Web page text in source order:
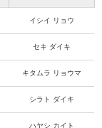
イシイ リョウ
セキ ダイキ
キタムラ リョウマ
シラト ダイキ
ハヤシ カイト